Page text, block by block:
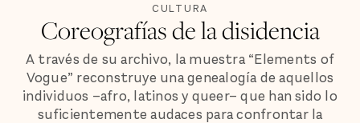
CULTURA
Coreografías de la disidencia
A través de su archivo, la muestra “Elements of
Vogue” reconstruye una genealogía de aquellos
individuos –afro, latinos y queer– que han sido lo
suficientemente audaces para confrontar la